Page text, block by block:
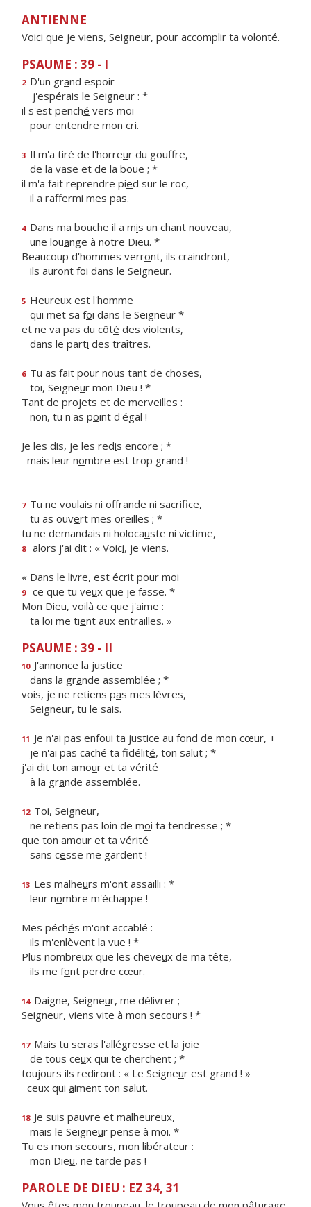
ANTIENNE
Voici que je viens, Seigneur, pour accomplir ta volonté.
PSAUME : 39 - I
2 D'un grand espoir
j'espérais le Seigneur : *
il s'est penché vers moi
pour entendre mon cri.
3 Il m'a tiré de l'horreur du gouffre,
de la vase et de la boue ; *
il m'a fait reprendre pied sur le roc,
il a raffermi mes pas.
4 Dans ma bouche il a mis un chant nouveau,
une louange à notre Dieu. *
Beaucoup d'hommes verront, ils craindront,
ils auront foi dans le Seigneur.
5 Heureux est l'homme
qui met sa foi dans le Seigneur *
et ne va pas du côté des violents,
dans le parti des traîtres.
6 Tu as fait pour nous tant de choses,
toi, Seigneur mon Dieu ! *
Tant de projets et de merveilles :
non, tu n'as point d'égal !
Je les dis, je les redis encore ; *
mais leur nombre est trop grand !
7 Tu ne voulais ni offrande ni sacrifice,
tu as ouvert mes oreilles ; *
tu ne demandais ni holocauste ni victime,
8 alors j'ai dit : « Voici, je viens.
« Dans le livre, est écrit pour moi
9 ce que tu veux que je fasse. *
Mon Dieu, voilà ce que j'aime :
ta loi me tient aux entrailles. »
PSAUME : 39 - II
10 J'annonce la justice
dans la grande assemblée ; *
vois, je ne retiens pas mes lèvres,
Seigneur, tu le sais.
11 Je n'ai pas enfoui ta justice au fond de mon cœur, +
je n'ai pas caché ta fidélité, ton salut ; *
j'ai dit ton amour et ta vérité
à la grande assemblée.
12 Toi, Seigneur,
ne retiens pas loin de moi ta tendresse ; *
que ton amour et ta vérité
sans cesse me gardent !
13 Les malheurs m'ont assailli : *
leur nombre m'échappe !
Mes péchés m'ont accablé :
ils m'enlèvent la vue ! *
Plus nombreux que les cheveux de ma tête,
ils me font perdre cœur.
14 Daigne, Seigneur, me délivrer ;
Seigneur, viens vite à mon secours ! *
17 Mais tu seras l'allégresse et la joie
de tous ceux qui te cherchent ; *
toujours ils rediront : « Le Seigneur est grand ! »
ceux qui aiment ton salut.
18 Je suis pauvre et malheureux,
mais le Seigneur pense à moi. *
Tu es mon secours, mon libérateur :
mon Dieu, ne tarde pas !
PAROLE DE DIEU : EZ 34, 31